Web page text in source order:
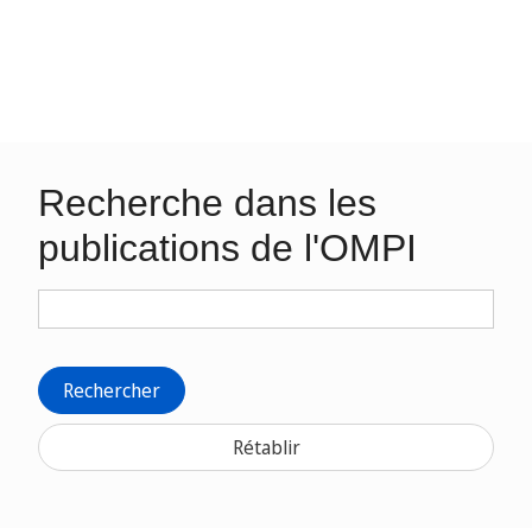
Recherche dans les
publications de l'OMPI
Rechercher
Rétablir